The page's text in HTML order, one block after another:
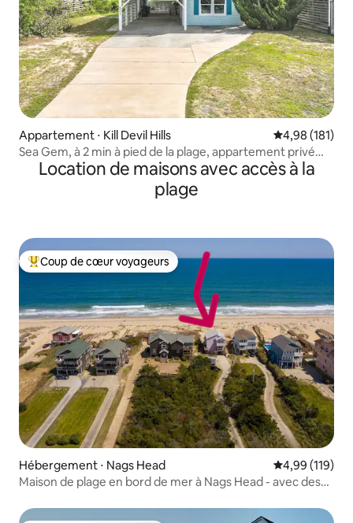
Appartement ⋅ Kill Devil Hills Évaluation
4,98 (181)
Sea Gem, à 2 min à pied de la plage, appartement privé
confortable
Location de maisons avec accès à la
plage
Coups de cœur voyageurs les plus appréciés
Coup de cœur voyageurs
Hébergement ⋅ Nags Head Évaluation
4,99 (119)
Maison de plage en bord de mer à Nags Head - avec des